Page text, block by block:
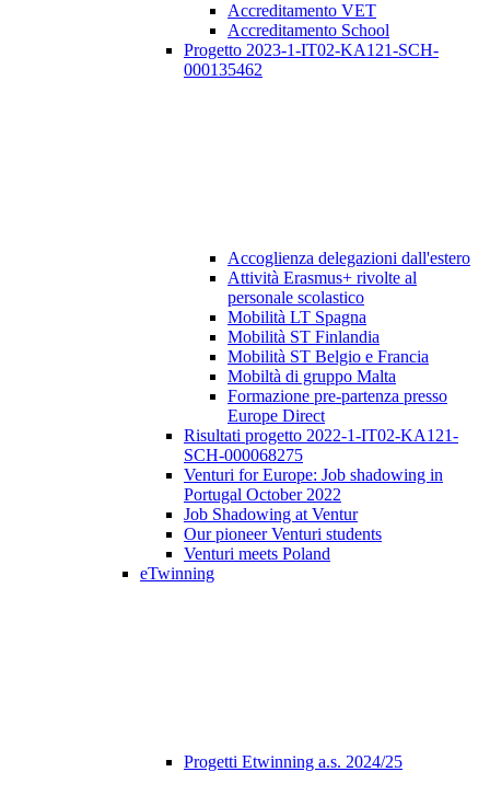
Accreditamento VET
Accreditamento School
Progetto 2023-1-IT02-KA121-SCH-
000135462
Accoglienza delegazioni dall'estero
Attività Erasmus+ rivolte al
personale scolastico
Mobilità LT Spagna
Mobilità ST Finlandia
Mobilità ST Belgio e Francia
Mobiltà di gruppo Malta
Formazione pre-partenza presso
Europe Direct
Risultati progetto 2022-1-IT02-KA121-
SCH-000068275
Venturi for Europe: Job shadowing in
Portugal October 2022
Job Shadowing at Ventur
Our pioneer Venturi students
Venturi meets Poland
eTwinning
Progetti Etwinning a.s. 2024/25